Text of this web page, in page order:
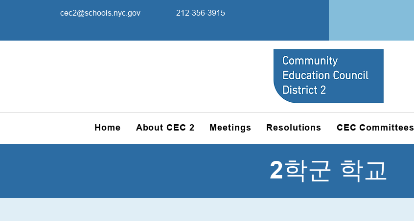
cec2@schools.nyc.gov 212-356-3915
Home About CEC 2 Meetings Resolutions CEC Committees
2학군 학교